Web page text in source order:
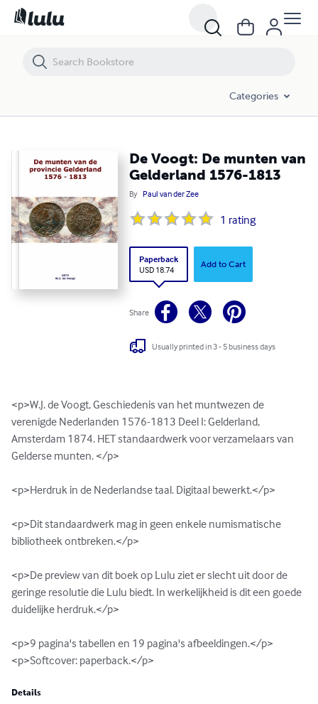
Categories
De Voogt: De munten van
Gelderland 1576-1813
By Paul van der Zee
1 rating
Paperback
USD 18.74
Add to Cart
Share
Usually printed in 3 - 5 business days
<p>W.J. de Voogt, Geschiedenis van het muntwezen de
verenigde Nederlanden 1576-1813 Deel I: Gelderland,
Amsterdam 1874. HET standaardwerk voor verzamelaars van
Gelderse munten. </p>
<p>Herdruk in de Nederlandse taal. Digitaal bewerkt.</p>
<p>Dit standaardwerk mag in geen enkele numismatische
bibliotheek ontbreken.</p>
<p>De preview van dit boek op Lulu ziet er slecht uit door de
geringe resolutie die Lulu biedt. In werkelijkheid is dit een goede
duidelijke herdruk.</p>
<p>9 pagina's tabellen en 19 pagina's afbeeldingen.</p>
<p>Softcover: paperback.</p>
Details
De Voogt: De munten van Gelderland 1576-1813